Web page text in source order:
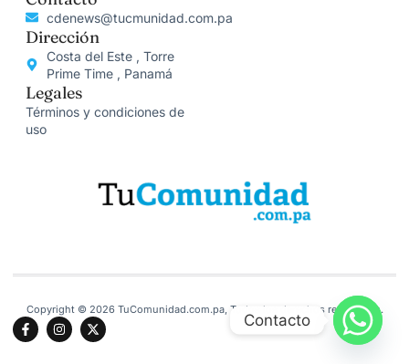
cdenews@tucmunidad.com.pa
Dirección
Costa del Este , Torre
Prime Time , Panamá
Legales
Términos y condiciones de
uso
Copyright © 2026 TuComunidad.com.pa, Todos los derechos reservados.
Contacto